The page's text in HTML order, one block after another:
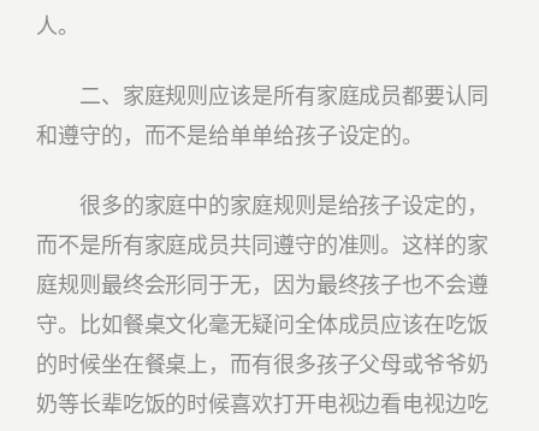
人。
二、家庭规则应该是所有家庭成员都要认同
和遵守的，而不是给单单给孩子设定的。
很多的家庭中的家庭规则是给孩子设定的，
而不是所有家庭成员共同遵守的准则。这样的家
庭规则最终会形同于无，因为最终孩子也不会遵
守。比如餐桌文化毫无疑问全体成员应该在吃饭
的时候坐在餐桌上，而有很多孩子父母或爷爷奶
奶等长辈吃饭的时候喜欢打开电视边看电视边吃